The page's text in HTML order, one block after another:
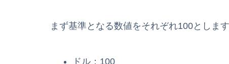
まず基準となる数値をそれぞれ100とします
ドル：100